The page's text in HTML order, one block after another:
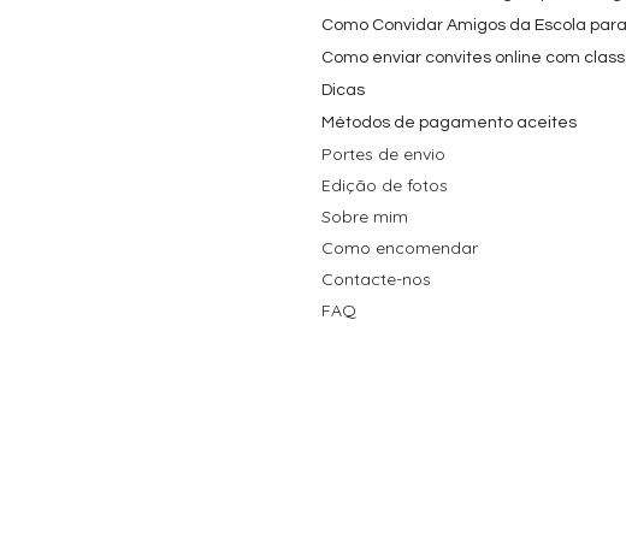
Como Convidar Amigos da Escola
Como enviar convites online com
Dicas
Métodos de pagamento aceites
Portes de envio
Edição de fotos
Sobre mim
Como encomendar
Contacte-nos
FAQ